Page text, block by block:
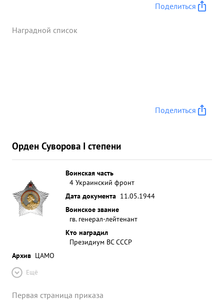
Поделиться
Наградной список
Поделиться
Орден Суворова I степени
Воинская часть
4 Украинский фронт
Дата документа 11.05.1944
Воинское звание
гв. генерал-лейтенант
Кто наградил
Президиум ВС СССР
Архив ЦАМО
Ещё
Первая страница приказа